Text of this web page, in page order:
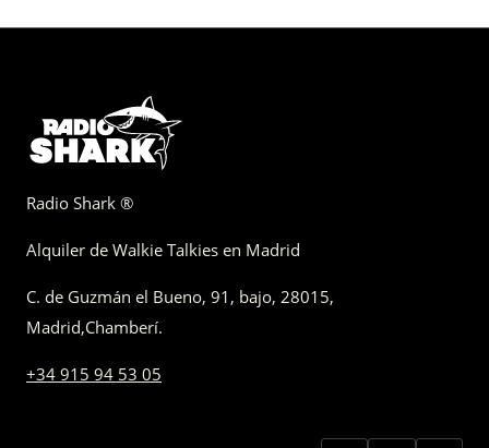
Radio Shark ®
Alquiler de Walkie Talkies en Madrid
C. de Guzmán el Bueno, 91, bajo, 28015,
Madrid,Chamberí.
+34 915 94 53 05